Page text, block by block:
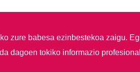
zure babesa ezinbestekoa zaigu.
dagoen tokiko informazio